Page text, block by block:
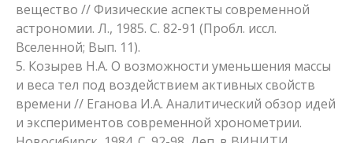
вещество // Физические аспекты современной
астрономии. Л., 1985. С. 82-91 (Пробл. иссл.
Вселенной; Вып. 11).
5. Козырев Н.А. О возможности уменьшения массы
и веса тел под воздействием активных свойств
времени // Еганова И.А. Аналитический обзор идей
и экспериментов современной хронометрии.